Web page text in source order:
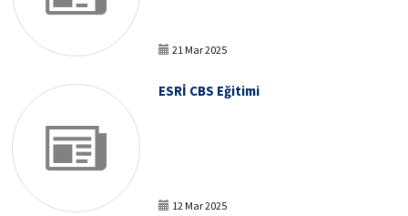
21 Mar 2025
ESRİ CBS Eğitimi
12 Mar 2025